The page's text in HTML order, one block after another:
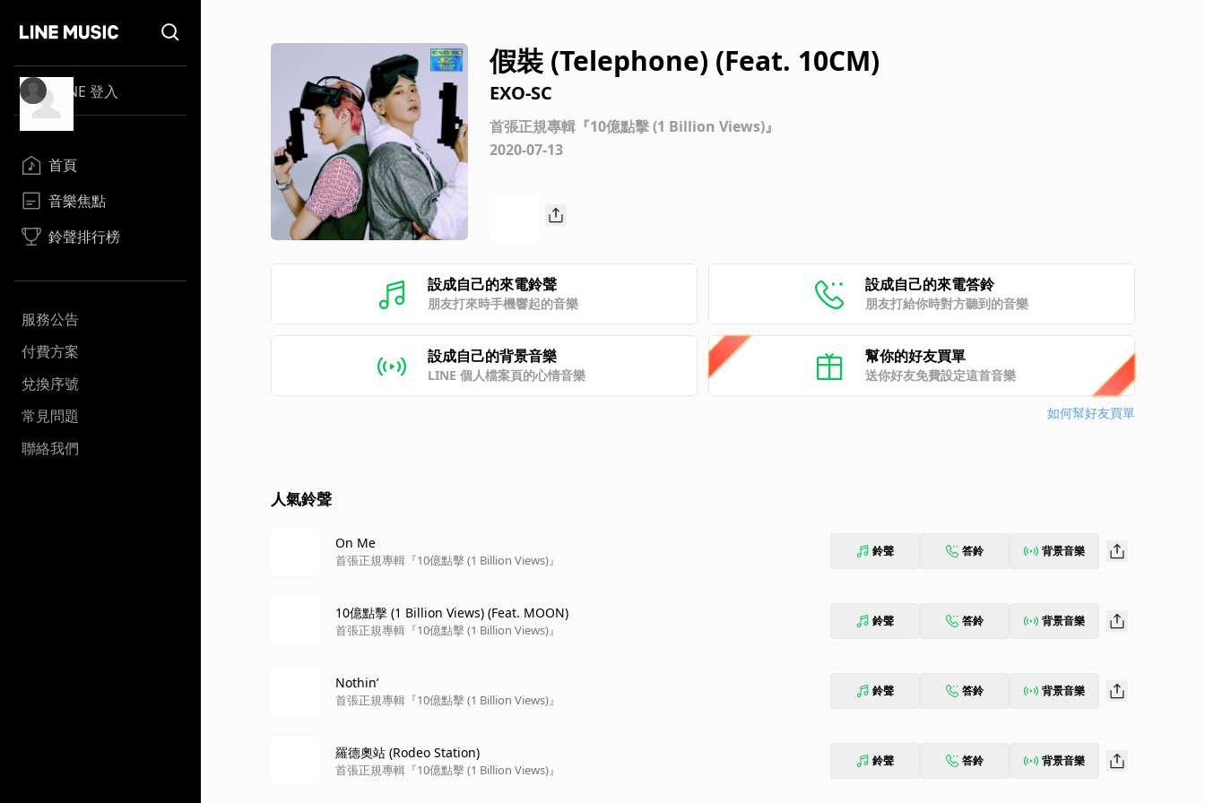
LINE 登入
首頁
音樂焦點
鈴聲排行榜
服務公告
付費方案
兌換序號
常見問題
聯絡我們
假裝 (Telephone) (Feat. 10CM)
EXO-SC
首張正規專輯『10億點擊 (1 Billion Views)』
2020-07-13
設成自己的來電鈴聲
朋友打來時手機響起的音樂
設成自己的來電答鈴
朋友打給你時對方聽到的音樂
設成自己的背景音樂
LINE 個人檔案頁的心情音樂
幫你的好友買單
送你好友免費設定這首音樂
如何幫好友買單
人氣鈴聲
On Me
首張正規專輯『10億點擊 (1 Billion Views)』
鈴聲 答鈴 背景音樂
10億點擊 (1 Billion Views) (Feat. MOON)
首張正規專輯『10億點擊 (1 Billion Views)』
鈴聲 答鈴 背景音樂
Nothin’
首張正規專輯『10億點擊 (1 Billion Views)』
鈴聲 答鈴 背景音樂
羅德奧站 (Rodeo Station)
首張正規專輯『10億點擊 (1 Billion Views)』
鈴聲 答鈴 背景音樂